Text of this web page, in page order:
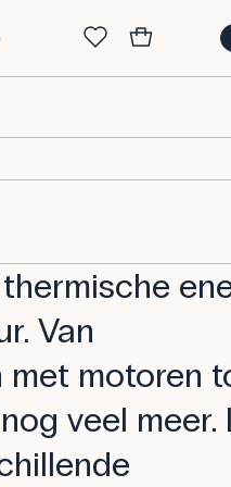
Van
met motoren
veel meer.